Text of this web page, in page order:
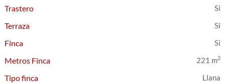
Trastero
Terraza
Finca
Metros Finca
221 m2
Tipo finca Llana